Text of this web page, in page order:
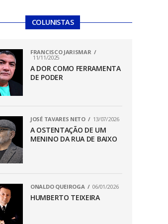
COLUNISTAS
FRANCISCO JARISMAR
11/11/2025
A DOR COMO FERRAMENTA
DE PODER
JOSÉ TAVARES NETO 13/07/2026
A OSTENTAÇÃO DE UM
MENINO DA RUA DE BAIXO
ONALDO QUEIROGA 06/01/2026
HUMBERTO TEIXEIRA